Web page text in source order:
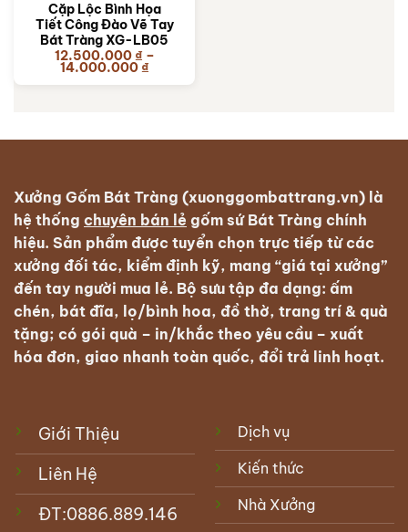
Cặp Lộc Bình Họa
Tiết Công Đào Vẽ Tay
Bát Tràng XG-LB05
12.500.000₫ –
14.000.000₫Khoảng
từ
Xưởng Gốm Bát Tràng (xuonggombattrang.vn) là
hệ thống chuyên bán lẻ gốm sứ Bát Tràng chính
hiệu. Sản phẩm được tuyển chọn trực tiếp từ các
xưởng đối tác, kiểm định kỹ, mang “giá tại xưởng”
đến tay người mua lẻ. Bộ sưu tập đa dạng: ấm
chén, bát đĩa, lọ/bình hoa, đồ thờ, trang trí & quà
tặng; có gói quà – in/khắc theo yêu cầu – xuất
hóa đơn, giao nhanh toàn quốc, đổi trả linh hoạt.
Giới Thiệu
Liên Hệ
ĐT:0886.889.146
Dịch vụ
Kiến thức
Nhà Xưởng